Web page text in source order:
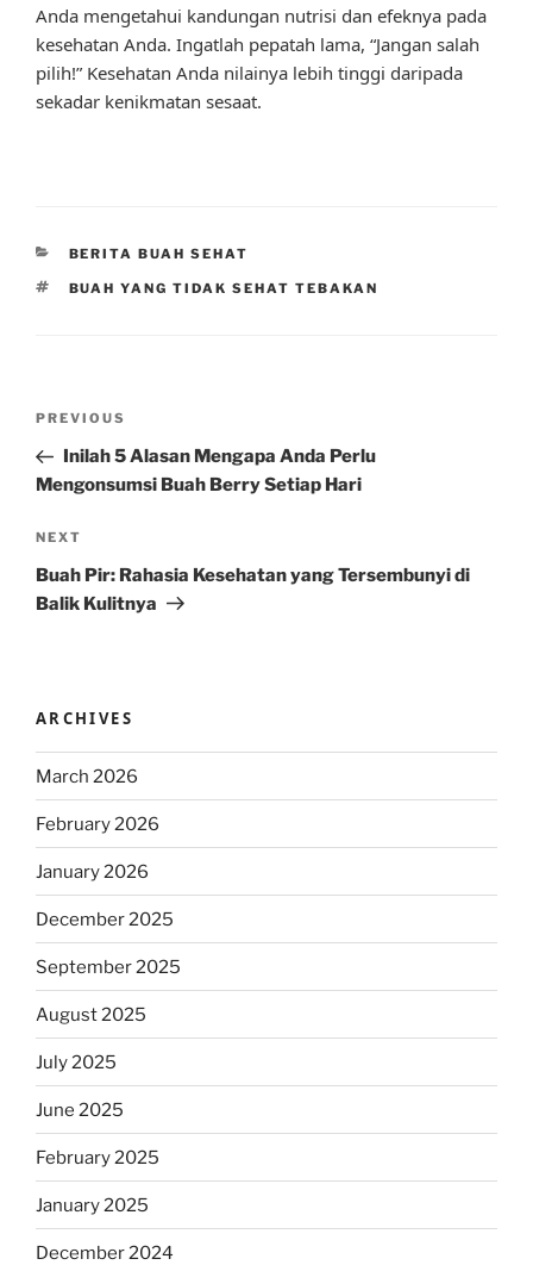
Anda mengetahui kandungan nutrisi dan efeknya pada
kesehatan Anda. Ingatlah pepatah lama, “Jangan salah
pilih!” Kesehatan Anda nilainya lebih tinggi daripada
sekadar kenikmatan sesaat.
CATEGORIES
BERITA BUAH SEHAT
TAGS
BUAH YANG TIDAK SEHAT TEBAKAN
Previous
Post
PREVIOUS
Inilah 5 Alasan Mengapa Anda Perlu
Mengonsumsi Buah Berry Setiap Hari
Next
Post
NEXT
Buah Pir: Rahasia Kesehatan yang Tersembunyi di
Balik Kulitnya
ARCHIVES
March 2026
February 2026
January 2026
December 2025
September 2025
August 2025
July 2025
June 2025
February 2025
January 2025
December 2024